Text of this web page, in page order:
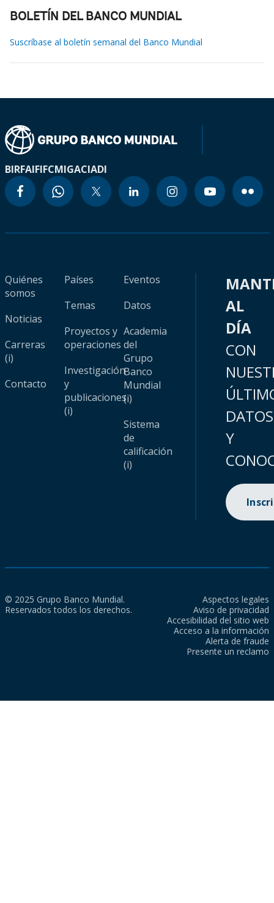
BOLETÍN DEL BANCO MUNDIAL
Suscríbase al boletín semanal del Banco Mundial
BIRFAIFIFCMIGACIADI
Quiénes
somos
Noticias
Carreras
(i)
Contacto
Países
Temas
Proyectos y
operaciones
Investigación
y
publicaciones
(i)
Eventos
Datos
Academia
del
Grupo
Banco
Mundial
(i)
Sistema
de
calificación
(i)
AL
DÍA
CON
DATOS
Y
© 2025 Grupo Banco Mundial.
Reservados todos los derechos.
Aspectos legales
Aviso de privacidad
Accesibilidad del sitio web
Acceso a la información
Alerta de fraude
Presente un reclamo